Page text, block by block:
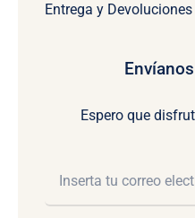
Entrega y Devoluciones
Espero que